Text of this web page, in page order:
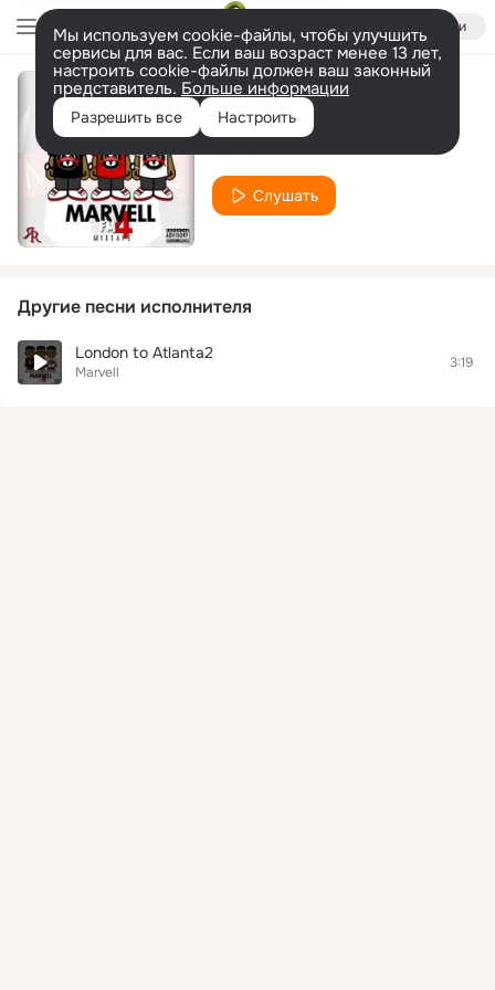
Войти
Мы используем cookie-файлы, чтобы улучшить
сервисы для вас. Если ваш возраст менее 13 лет,
настроить cookie-файлы должен ваш законный
представитель. Больше информации
Разрешить все Настроить
london 2 atlanta
Слушать
Другие песни исполнителя
London to Atlanta2
Marvell
3:19